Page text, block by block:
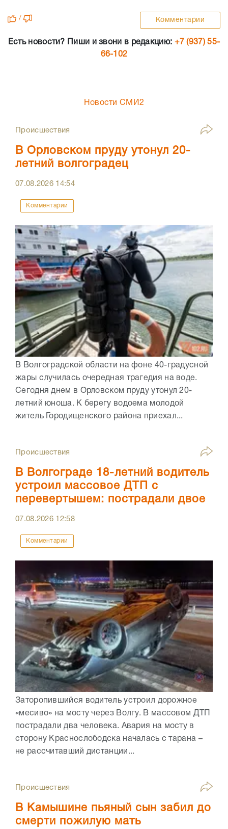
/ Комментарии
Есть новости? Пиши и звони в редакцию: +7 (937) 55-
66-102
Новости СМИ2
Происшествия
В Орловском пруду утонул 20-
летний волгоградец
07.08.2026 14:54
Комментарии
В Волгоградской области на фоне 40-градусной
жары случилась очередная трагедия на воде.
Сегодня днем в Орловском пруду утонул 20-
летний юноша. К берегу водоема молодой
житель Городищенского района приехал...
Происшествия
В Волгограде 18-летний водитель
устроил массовое ДТП с
перевертышем: пострадали двое
07.08.2026 12:58
Комментарии
Заторопившийся водитель устроил дорожное
«месиво» на мосту через Волгу. В массовом ДТП
пострадали два человека. Авария на мосту в
сторону Краснослободска началась с тарана –
не рассчитавший дистанции...
Происшествия
В Камышине пьяный сын забил до
смерти пожилую мать